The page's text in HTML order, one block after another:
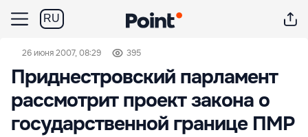
RU
26 июня 2007, 08:29 395
Приднестровский парламент
рассмотрит проект закона о
государственной границе ПМР